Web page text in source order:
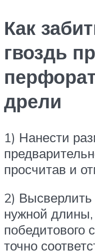
Как
гвоздь
дрели
1) Нанести
просчитав и
2) Высверлить
нужной
победитового
точно